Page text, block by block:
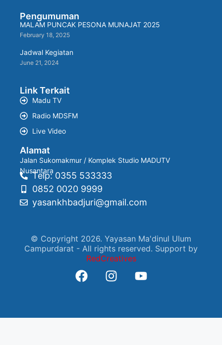
Pengumuman
MALAM PUNCAK PESONA MUNAJAT 2025
February 18, 2025
Jadwal Kegiatan
June 21, 2024
Link Terkait
Madu TV
Radio MDSFM
Live Video
Alamat
Jalan Sukomakmur / Komplek Studio MADUTV
Nusantara
Telp: 0355 533333
0852 0020 9999
yasankhbadjuri@gmail.com
© Copyright 2026. Yayasan Ma'dinul Ulum
Campurdarat - All rights reserved. Support by
RedCreatives